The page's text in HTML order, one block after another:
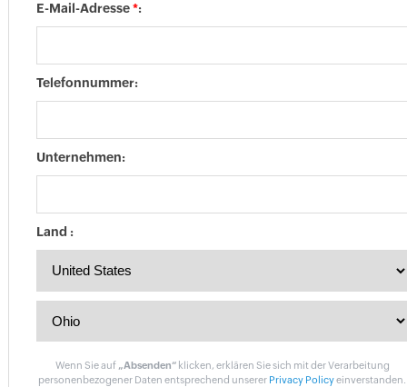
E-Mail-Adresse*:
Telefonnummer:
Unternehmen:
Land :
Wenn Sie auf „Absenden“klicken, erklären Sie sich mit der Verarbeitung
personenbezogener Daten entsprechend unserer Privacy Policyeinverstanden.